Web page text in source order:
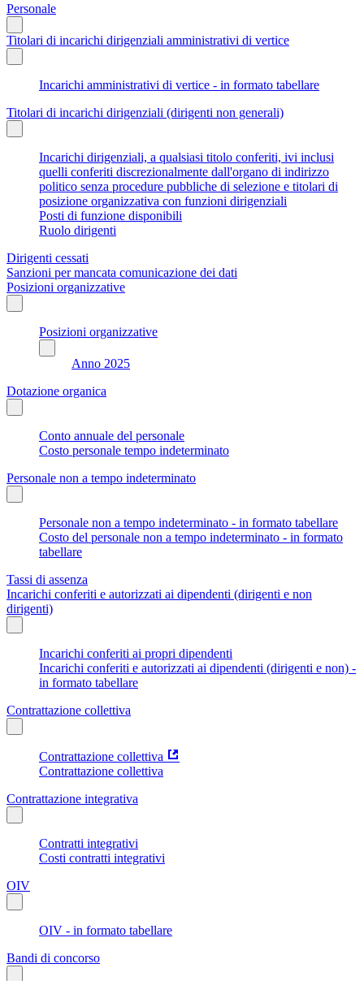
Personale
Titolari di incarichi dirigenziali amministrativi di vertice
Incarichi amministrativi di vertice - in formato tabellare
Titolari di incarichi dirigenziali (dirigenti non generali)
Incarichi dirigenziali, a qualsiasi titolo conferiti, ivi inclusi
quelli conferiti discrezionalmente dall'organo di indirizzo
politico senza procedure pubbliche di selezione e titolari di
posizione organizzativa con funzioni dirigenziali
Posti di funzione disponibili
Ruolo dirigenti
Dirigenti cessati
Sanzioni per mancata comunicazione dei dati
Posizioni organizzative
Posizioni organizzative
Anno 2025
Dotazione organica
Conto annuale del personale
Costo personale tempo indeterminato
Personale non a tempo indeterminato
Personale non a tempo indeterminato - in formato tabellare
Costo del personale non a tempo indeterminato - in formato
tabellare
Tassi di assenza
Incarichi conferiti e autorizzati ai dipendenti (dirigenti e non
dirigenti)
Incarichi conferiti ai propri dipendenti
Incarichi conferiti e autorizzati ai dipendenti (dirigenti e non) -
in formato tabellare
Contrattazione collettiva
Contrattazione collettiva
Contrattazione collettiva
Contrattazione integrativa
Contratti integrativi
Costi contratti integrativi
OIV
OIV - in formato tabellare
Bandi di concorso